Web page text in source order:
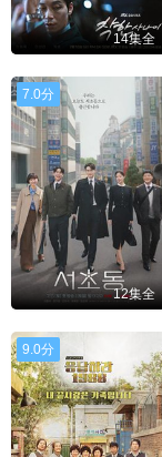
14集全
7.0分
12集全
9.0分